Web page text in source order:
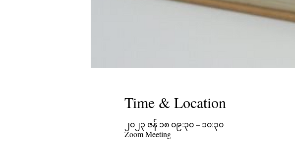
Time & Location
၂၀၂၃ ဇန် ၁၈ ၀၉:၃၀ – ၁၀:၃၀
Zoom Meeting